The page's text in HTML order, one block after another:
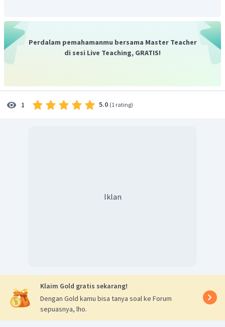
Perdalam pemahamanmu bersama Master Teacher
di sesi Live Teaching, GRATIS!
1 5.0 (1 rating)
Iklan
Klaim Gold gratis sekarang!
Dengan Gold kamu bisa tanya soal ke Forum
sepuasnya, lho.